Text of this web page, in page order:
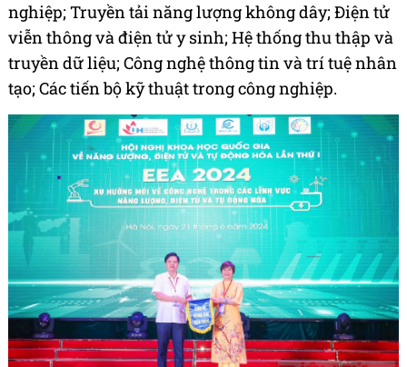
nghiệp; Truyền tải năng lượng không dây; Điện tử
viễn thông và điện tử y sinh; Hệ thống thu thập và
truyền dữ liệu; Công nghệ thông tin và trí tuệ nhân
tạo; Các tiến bộ kỹ thuật trong công nghiệp.